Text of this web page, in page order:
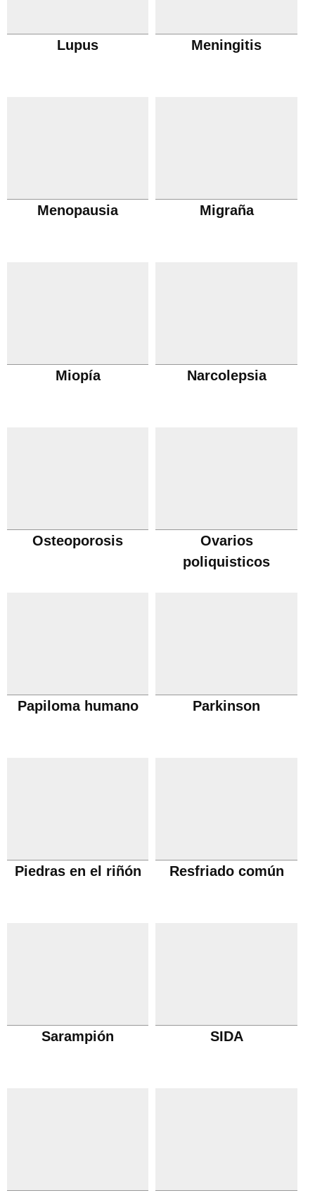
Lupus Meningitis
Menopausia Migraña
Miopía Narcolepsia
Osteoporosis
Ovarios
poliquisticos
Papiloma humano Parkinson
Piedras en el riñón Resfriado común
Sarampión SIDA